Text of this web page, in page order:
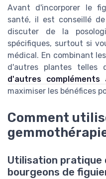
Avant d'incorporer le
santé, il est conseillé
discuter de la
spécifiques, surtout si
médical. En combinant
d'autres plantes telles
d'autres compléments
maximiser les bénéfices
Comment
Utilisation pratique
bourgeons de